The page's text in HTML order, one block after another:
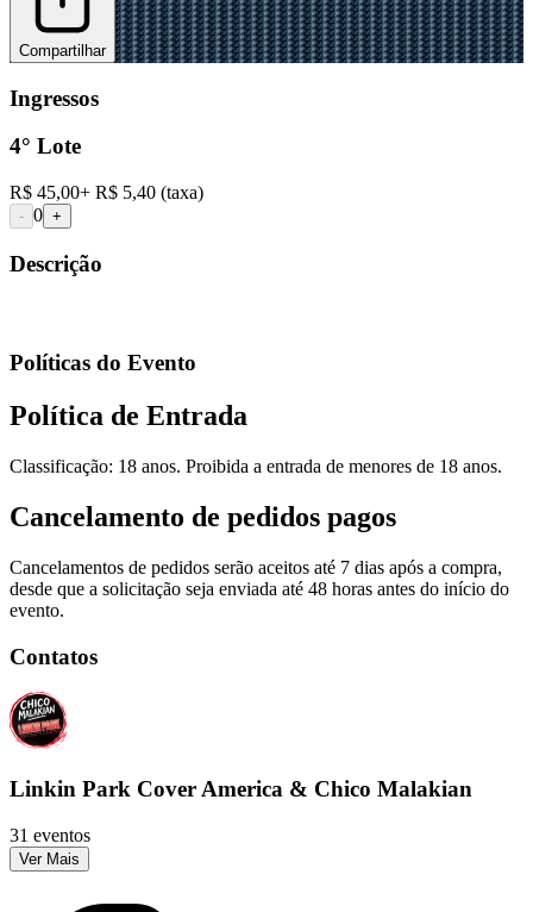
Compartilhar
Ingressos
4° Lote
R$ 45,00+ R$ 5,40 (taxa)
- 0 +
Descrição
Políticas do Evento
Política de Entrada
Classificação: 18 anos. Proibida a entrada de menores de 18 anos.
Cancelamento de pedidos pagos
Cancelamentos de pedidos serão aceitos até 7 dias após a compra,
desde que a solicitação seja enviada até 48 horas antes do início do
evento.
Contatos
Linkin Park Cover America & Chico Malakian
31 eventos
Ver Mais